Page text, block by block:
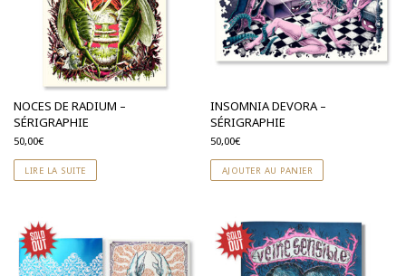
NOCES DE RADIUM –
SÉRIGRAPHIE
50,00€
LIRE LA SUITE
INSOMNIA DEVORA –
SÉRIGRAPHIE
50,00€
AJOUTER AU PANIER